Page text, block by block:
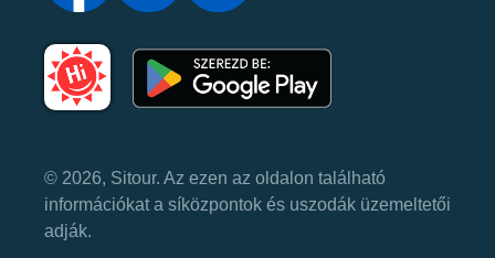
© 2026, Sitour. Az ezen az oldalon található
információkat a síközpontok és uszodák üzemeltetői
adják.